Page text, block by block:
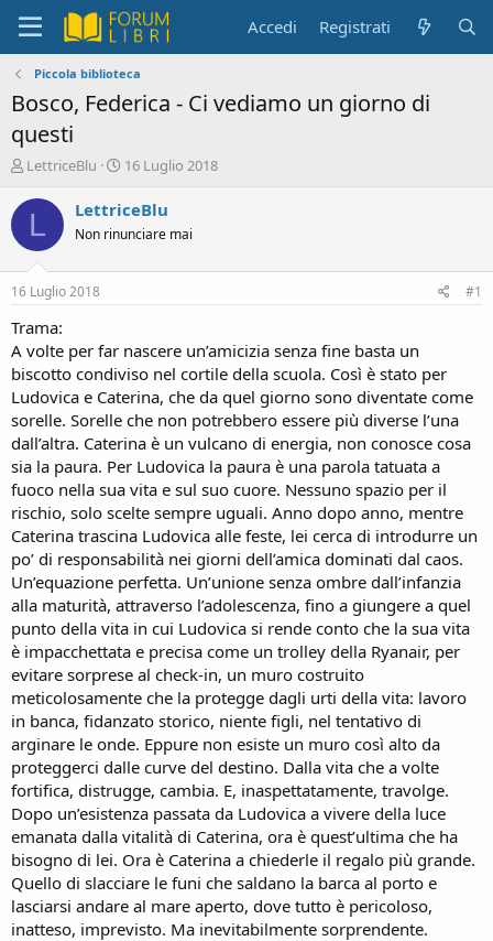
Accedi Registrati
Piccola biblioteca
Bosco, Federica - Ci vediamo un giorno di
questi
C
e
t
e
D
s
c
u
s
s
i
n
e
LettriceBlu
D
t
d
i
o
16 Luglio 2018
L LettriceBlu
Non rinunciare mai
16 Luglio 2018 #1
Trama:
A volte per far nascere un’amicizia senza fine basta un
biscotto condiviso nel cortile della scuola. Così è stato per
Ludovica e Caterina, che da quel giorno sono diventate come
sorelle. Sorelle che non potrebbero essere più diverse l’una
dall’altra. Caterina è un vulcano di energia, non conosce cosa
sia la paura. Per Ludovica la paura è una parola tatuata a
fuoco nella sua vita e sul suo cuore. Nessuno spazio per il
rischio, solo scelte sempre uguali. Anno dopo anno, mentre
Caterina trascina Ludovica alle feste, lei cerca di introdurre un
po’ di responsabilità nei giorni dell’amica dominati dal caos.
Un’equazione perfetta. Un’unione senza ombre dall’infanzia
alla maturità, attraverso l’adolescenza, fino a giungere a quel
punto della vita in cui Ludovica si rende conto che la sua vita
è impacchettata e precisa come un trolley della Ryanair, per
evitare sorprese al check-in, un muro costruito
meticolosamente che la protegge dagli urti della vita: lavoro
in banca, fidanzato storico, niente figli, nel tentativo di
arginare le onde. Eppure non esiste un muro così alto da
proteggerci dalle curve del destino. Dalla vita che a volte
fortifica, distrugge, cambia. E, inaspettatamente, travolge.
Dopo un’esistenza passata da Ludovica a vivere della luce
emanata dalla vitalità di Caterina, ora è quest’ultima che ha
bisogno di lei. Ora è Caterina a chiederle il regalo più grande.
Quello di slacciare le funi che saldano la barca al porto e
lasciarsi andare al mare aperto, dove tutto è pericoloso,
inatteso, imprevisto. Ma inevitabilmente sorprendente.